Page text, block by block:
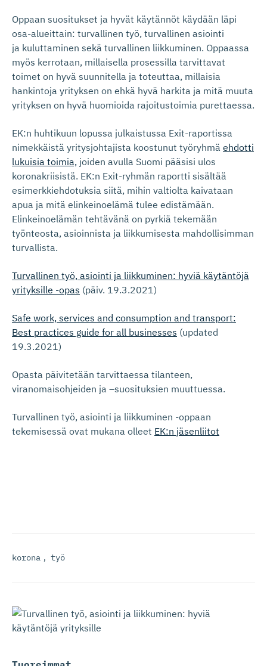
Oppaan suositukset ja hyvät käytännöt käydään läpi
osa-alueittain: turvallinen työ, turvallinen asiointi
ja kuluttaminen sekä turvallinen liikkuminen. Oppaassa
myös kerrotaan, millaisella prosessilla tarvittavat
toimet on hyvä suunnitella ja toteuttaa, millaisia
hankintoja yrityksen on ehkä hyvä harkita ja mitä muuta
yrityksen on hyvä huomioida rajoitustoimia purettaessa.
EK:n huhtikuun lopussa julkaistussa Exit-raportissa
nimekkäistä yritysjohtajista koostunut työryhmä ehdotti
lukuisia toimia, joiden avulla Suomi pääsisi ulos
koronakriisistä. EK:n Exit-ryhmän raportti sisältää
esimerkkiehdotuksia siitä, mihin valtiolta kaivataan
apua ja mitä elinkeinoelämä tulee edistämään.
Elinkeinoelämän tehtävänä on pyrkiä tekemään
työnteosta, asioinnista ja liikkumisesta mahdollisimman
turvallista.
Turvallinen työ, asiointi ja liikkuminen: hyviä käytäntöjä
yrityksille -opas (päiv. 19.3.2021)
Safe work, services and consumption and transport:
Best practices guide for all businesses (updated
19.3.2021)
Opasta päivitetään tarvittaessa tilanteen,
viranomaisohjeiden ja –suosituksien muuttuessa.
Turvallinen työ, asiointi ja liikkuminen -oppaan
tekemisessä ovat mukana olleet EK:n jäsenliitot
korona , työ